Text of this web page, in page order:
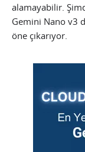
alamayabilir.
Gemini Nano v3
öne çıkarıyor.